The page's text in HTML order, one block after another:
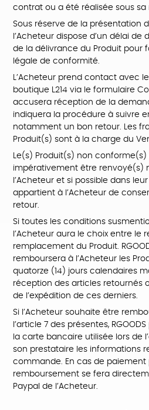
contrat ou a été réalisée sous sa
Sous réserve de la présentation
l’Acheteur dispose d’un délai
de la délivrance du Produit pour
légale de conformité.
L’Acheteur prend contact avec
boutique L214 via le formulaire
accusera réception de la
indiquera la procédure à suivre
notamment un bon retour. Les
Produit(s) sont à la charge du
Le(s) Produit(s) non
impérativement être renvoyé(s)
l’Acheteur et si possible dans leur
appartient à l’Acheteur de
retour.
Si toutes les conditions
l’Acheteur aura le choix entre le
remplacement du Produit.
remboursera à l’Acheteur les
quatorze (14) jours calendaires
réception des articles retournés
de l’expédition de ces derniers.
Si l’Acheteur souhaite être
l’article 7 des présentes,
la carte bancaire utilisée lors de
son prestataire les informations
commande. En cas de paiement
remboursement se fera
Paypal de l’Acheteur.